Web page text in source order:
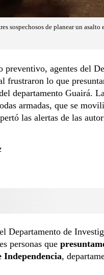
sospechosos de planear un asalto
preventivo, agentes del
frustraron lo que
departamento Guairá.
armadas, que se
las alertas de las
Departamento de
personas que
Independencia,